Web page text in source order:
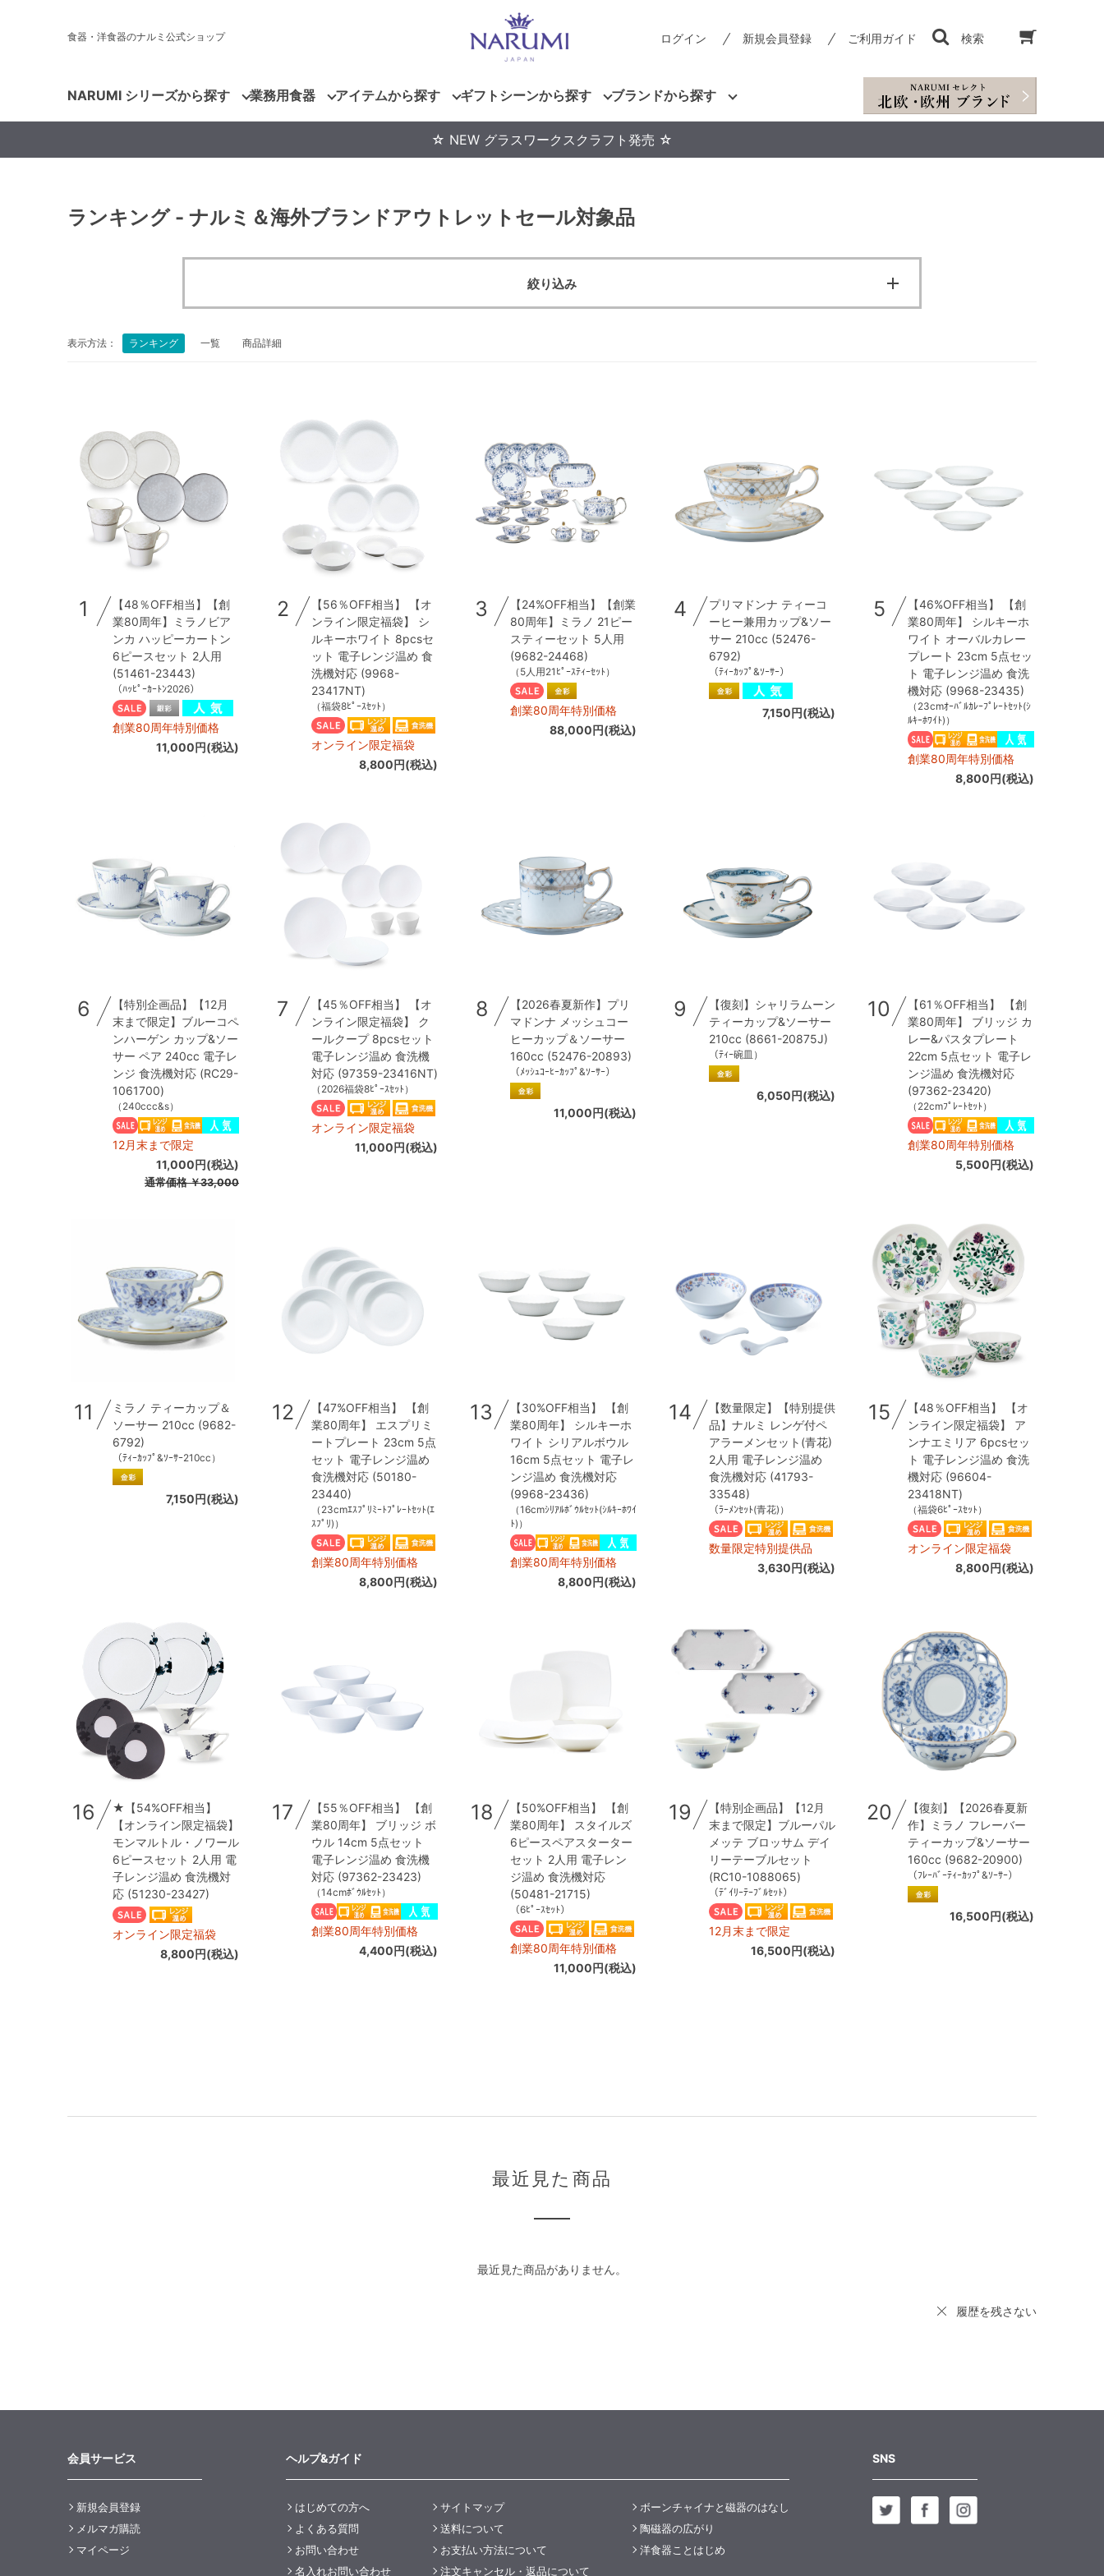
食器・洋食器のナルミ公式ショップ ログイン 新規会員登録 ご利用ガイド 検索
NARUMI シリーズから探す 業務用食器 アイテムから探す ギフトシーンから探す ブランドから探す
☆ NEW グラスワークスクラフト発売 ☆
ランキング - ナルミ＆海外ブランドアウトレットセール対象品
絞り込み
表示方法： ランキング 一覧 商品詳細
1
【48％OFF相当】【創
業80周年】ミラノビア
ンカ ハッピーカートン
6ピースセット 2人用
(51461-23443)
（ﾊｯﾋﾟｰｶｰﾄﾝ2026）
創業80周年特別価格
11,000円(税込)
2
【56％OFF相当】 【オ
ンライン限定福袋】 シ
ルキーホワイト 8pcsセ
ット 電子レンジ温め 食
洗機対応 (9968-
23417NT)
（福袋8ﾋﾟｰｽｾｯﾄ）
オンライン限定福袋
8,800円(税込)
3
【24%OFF相当】【創業
80周年】ミラノ 21ピー
スティーセット 5人用
(9682-24468)
（5人用21ﾋﾟｰｽﾃｨｰｾｯﾄ）
創業80周年特別価格
88,000円(税込)
4
プリマドンナ ティーコ
ーヒー兼用カップ&ソー
サー 210cc (52476-
6792)
（ﾃｨｰｶｯﾌﾟ&ｿｰｻｰ）
7,150円(税込)
5
【46%OFF相当】 【創
業80周年】 シルキーホ
ワイト オーバルカレー
プレート 23cm 5点セッ
ト 電子レンジ温め 食洗
機対応 (9968-23435)
（23cmｵｰﾊﾞﾙｶﾚｰﾌﾟﾚｰﾄｾｯﾄ(ｼ
ﾙｷｰﾎﾜｲﾄ)）
創業80周年特別価格
8,800円(税込)
6
【特別企画品】【12月
末まで限定】ブルーコペ
ンハーゲン カップ&ソー
サー ペア 240cc 電子レ
ンジ 食洗機対応 (RC29-
1061700)
（240ccc&s）
12月末まで限定
11,000円(税込)
通常価格￥33,000
7
【45％OFF相当】 【オ
ンライン限定福袋】 ク
ールクープ 8pcsセット
電子レンジ温め 食洗機
対応 (97359-23416NT)
（2026福袋8ﾋﾟｰｽｾｯﾄ）
オンライン限定福袋
11,000円(税込)
8
【2026春夏新作】プリ
マドンナ メッシュコー
ヒーカップ＆ソーサー
160cc (52476-20893)
（ﾒｯｼｭｺｰﾋｰｶｯﾌﾟ&ｿｰｻｰ）
11,000円(税込)
9
【復刻】シャリラムーン
ティーカップ&ソーサー
210cc (8661-20875J)
（ﾃｨｰ碗皿）
6,050円(税込)
10
【61％OFF相当】 【創
業80周年】 ブリッジ カ
レー&パスタプレート
22cm 5点セット 電子レ
ンジ温め 食洗機対応
(97362-23420)
（22cmﾌﾟﾚｰﾄｾｯﾄ）
創業80周年特別価格
5,500円(税込)
11
ミラノ ティーカップ＆
ソーサー 210cc (9682-
6792)
（ﾃｨｰｶｯﾌﾟ&ｿｰｻｰ210cc）
7,150円(税込)
12
【47%OFF相当】 【創
業80周年】 エスプリミ
ートプレート 23cm 5点
セット 電子レンジ温め
食洗機対応 (50180-
23440)
（23cmｴｽﾌﾟﾘﾐｰﾄﾌﾟﾚｰﾄｾｯﾄ(ｴ
ｽﾌﾟﾘ)）
創業80周年特別価格
8,800円(税込)
13
【30%OFF相当】 【創
業80周年】 シルキーホ
ワイト シリアルボウル
16cm 5点セット 電子レ
ンジ温め 食洗機対応
(9968-23436)
（16cmｼﾘｱﾙﾎﾞｳﾙｾｯﾄ(ｼﾙｷｰﾎﾜｲ
ﾄ)）
創業80周年特別価格
8,800円(税込)
14
【数量限定】【特別提供
品】ナルミ レンゲ付ペ
アラーメンセット(青花)
2人用 電子レンジ温め
食洗機対応 (41793-
33548)
（ﾗｰﾒﾝｾｯﾄ(青花)）
数量限定特別提供品
3,630円(税込)
15
【48％OFF相当】 【オ
ンライン限定福袋】 ア
ンナエミリア 6pcsセッ
ト 電子レンジ温め 食洗
機対応 (96604-
23418NT)
（福袋6ﾋﾟｰｽｾｯﾄ）
オンライン限定福袋
8,800円(税込)
16
★【54%OFF相当】
【オンライン限定福袋】
モンマルトル・ノワール
6ピースセット 2人用 電
子レンジ温め 食洗機対
応 (51230-23427)
オンライン限定福袋
8,800円(税込)
17
【55％OFF相当】 【創
業80周年】 ブリッジ ボ
ウル 14cm 5点セット
電子レンジ温め 食洗機
対応 (97362-23423)
（14cmﾎﾞｳﾙｾｯﾄ）
創業80周年特別価格
4,400円(税込)
18
【50%OFF相当】 【創
業80周年】 スタイルズ
6ピースペアスターター
セット 2人用 電子レン
ジ温め 食洗機対応
(50481-21715)
（6ﾋﾟｰｽｾｯﾄ）
創業80周年特別価格
11,000円(税込)
19
【特別企画品】【12月
末まで限定】ブルーパル
メッテ ブロッサム デイ
リーテーブルセット
(RC10-1088065)
（ﾃﾞｲﾘｰﾃｰﾌﾞﾙｾｯﾄ）
12月末まで限定
16,500円(税込)
20
【復刻】【2026春夏新
作】ミラノ フレーバー
ティーカップ&ソーサー
160cc (9682-20900)
（ﾌﾚｰﾊﾞｰﾃｨｰｶｯﾌﾟ&ｿｰｻｰ）
16,500円(税込)
最近見た商品
最近見た商品がありません。
履歴を残さない
会員サービス
新規会員登録
メルマガ購読
マイページ
ヘルプ&ガイド
はじめての方へ
よくある質問
お問い合わせ
名入れお問い合わせ
サイトマップ
送料について
お支払い方法について
注文キャンセル・返品について
ボーンチャイナと磁器のはなし
陶磁器の広がり
洋食器ことはじめ
SNS